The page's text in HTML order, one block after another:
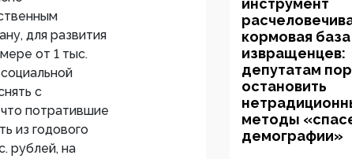
для развития
от 1 тыс.
с
потратившие
из годового
рублей, на
инструмент
кормовая база
извращенцев:
депутатам
остановить
методы
демографии»